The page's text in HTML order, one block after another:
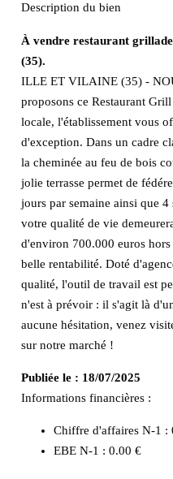
Description du bien
À vendre restaurant
(35).
ILLE ET VILAINE (35) -
proposons ce Restaurant
locale, l'établissement vous
d'exception. Dans un cadre
la cheminée au feu de bois
jolie terrasse permet de
jours par semaine ainsi que 4
votre qualité de vie
d'environ 700.000 euros hors
belle rentabilité. Doté
qualité, l'outil de travail est
n'est à prévoir : il s'agit là
aucune hésitation, venez
sur notre marché !
Publiée le : 18/07/2025
Informations financières :
Chiffre d'affaires N-1 :
EBE N-1 : 0.00 €